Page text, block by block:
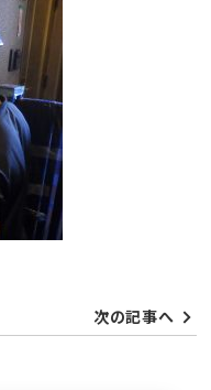
次の記事へ